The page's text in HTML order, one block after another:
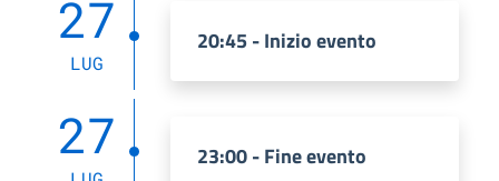
27
LUG
20:45 - Inizio evento
27 23:00 - Fine evento